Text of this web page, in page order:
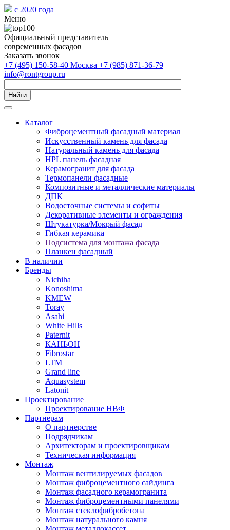
с 2020 года
Меню
Официальный представитель
современных фасадов
Заказать звонок
+7 (495) 150-58-40 Москва +7 (985) 871-36-79
info@rontgroup.ru
Найти
Каталог
Фиброцементный фасадный материал
Искусственный камень для фасада
Натуральный камень для фасада
HPL панель фасадная
Керамогранит для фасада
Термопанели фасадные
Композитные и металлические материалы
ДПК
Водосточные системы и софиты
Декоративные элементы и ограждения
Штукатурка/Мокрый фасад
Гибкая керамика
Подсистема для монтажа фасада
Планкен фасадный
В наличии
Бренды
Nichiha
Konoshima
KMEW
Toray
Asahi
White Hills
Paternit
КАНЬОН
Fibrostar
LTM
Grand line
Aquasystem
Latonit
Проектирование
Проектирование НВФ
Партнерам
О партнерстве
Подрядчикам
Архитекторам и проектировщикам
Техническая информация
Монтаж
Монтаж вентилируемых фасадов
Монтаж фиброцементного сайдинга
Монтаж фасадного керамогранита
Монтаж фиброцементными панелями
Монтаж стеклофибробетона
Монтаж натурального камня